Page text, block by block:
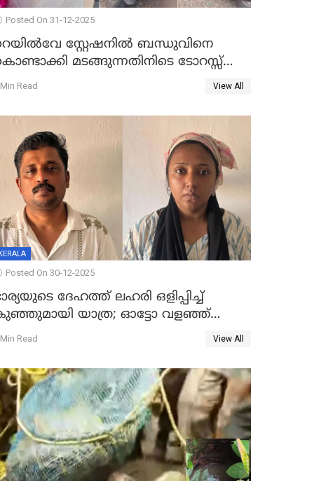
Posted On 31-12-2025
സ്റ്റേഷനിൽ ബന്ധുവിനെ
മടങ്ങുന്നതിനിടെ ടോറസ്സ്
സ്കൂട്ടറിൽ ഇടിച്ചു : യുവതിക്ക്
Read View All
Posted On 30-12-2025
ദേഹത്ത് ലഹരി ഒളിപ്പിച്ച്
യാത്ര; ഓട്ടോ വളഞ്ഞ്
പിടികൂടി പൊലീസ്
Read View All